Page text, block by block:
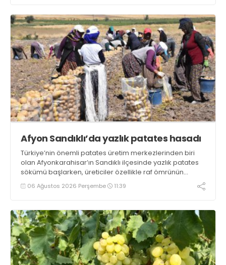
Afyon Sandıklı’da yazlık patates hasadı
Türkiye’nin önemli patates üretim merkezlerinden biri
olan Afyonkarahisar’ın Sandıklı ilçesinde yazlık patates
sökümü başlarken, üreticiler özellikle raf ömrünün
yaklaşık 2 ay olması ve rengi bakımından tüketimde
Sandıklı patatesinin daha fazla tercih edildiğini belirtti
06 Ağustos 2026 Perşembe 11:39